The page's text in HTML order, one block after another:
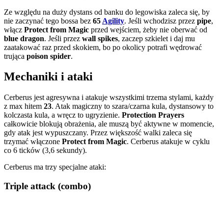
Ze względu na duży dystans od banku do legowiska zaleca się, by
nie zaczynać tego bossa bez 65 Agility. Jeśli wchodzisz przez pipe,
włącz Protect from Magic przed wejściem, żeby nie oberwać od
blue dragon. Jeśli przez wall spikes, zaczep szkielet i daj mu
zaatakować raz przed skokiem, bo po okolicy potrafi wędrować
trująca poison spider.
Mechaniki i ataki
Cerberus jest agresywna i atakuje wszystkimi trzema stylami, każdy
z max hitem 23. Atak magiczny to szara/czarna kula, dystansowy to
kolczasta kula, a wręcz to ugryzienie. Protection Prayers
całkowicie blokują obrażenia, ale muszą być aktywne w momencie,
gdy atak jest wypuszczany. Przez większość walki zaleca się
trzymać włączone Protect from Magic. Cerberus atakuje w cyklu
co 6 ticków (3,6 sekundy).
Cerberus ma trzy specjalne ataki:
Triple attack (combo)